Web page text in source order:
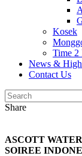
Kosek
Time 2
News &
Contact Us
Share
ASCOTT
SOIREE